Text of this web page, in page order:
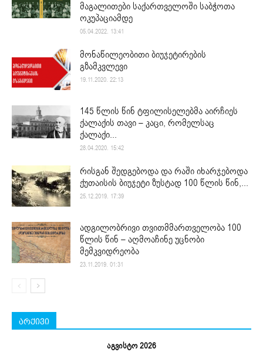
მაგალითები საქართველოში საბჭოთა
ოკუპაციამდე
05.04.2022. 13:41
მონაწილეობითი ბიუჯეტირების
გზამკვლევი
19.11.2020. 22:13
145 წლის წინ ტფილისელებმა აირჩიეს
ქალაქის თავი – კაცი, რომელსაც
ქალაქი...
28.04.2020. 15:42
რისგან შედგებოდა და რაში იხარჯებოდა
ქუთაისის ბიუჯეტი ზუსტად 100 წლის წინ,...
25.12.2019. 17:39
ადგილობრივი თვითმმართველობა 100
წლის წინ – აღმოაჩინე უცნობი
მემკვიდრეობა
23.11.2019. 01:31
არქივი
აგვისტო 2026